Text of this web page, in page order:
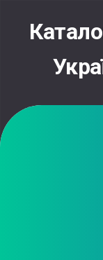
content